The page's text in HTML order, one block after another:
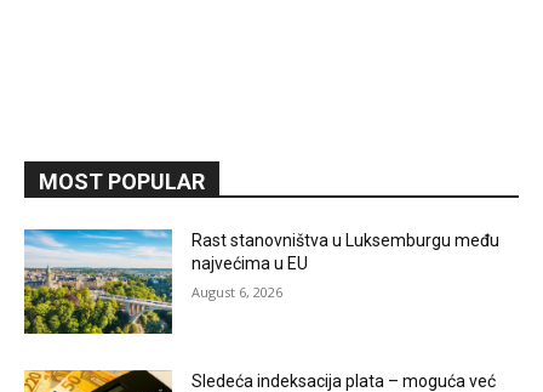
MOST POPULAR
Rast stanovništva u Luksemburgu među
najvećima u EU
August 6, 2026
Sledeća indeksacija plata – moguća već